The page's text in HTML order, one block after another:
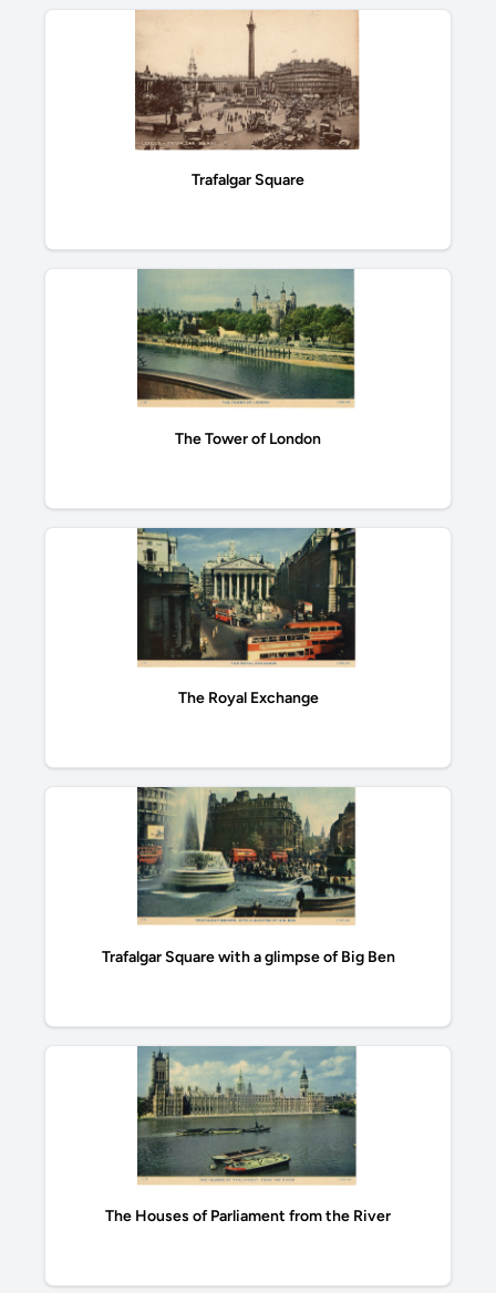
Trafalgar Square
The Tower of London
The Royal Exchange
Trafalgar Square with a glimpse of Big Ben
The Houses of Parliament from the River